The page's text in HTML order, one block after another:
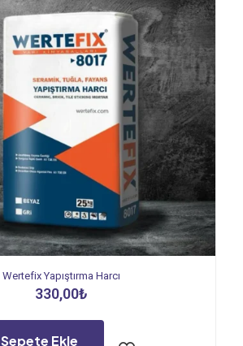
Wertefix Yapıştırma Harcı
330,00₺
Sepete Ekle